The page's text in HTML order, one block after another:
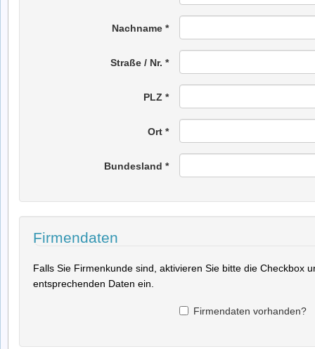
Nachname*
Straße / Nr.*
PLZ*
Ort*
Bundesland*
Firmendaten
Falls Sie Firmenkunde sind, aktivieren Sie bitte die Checkbox
entsprechenden Daten ein.
Firmendaten vorhanden?